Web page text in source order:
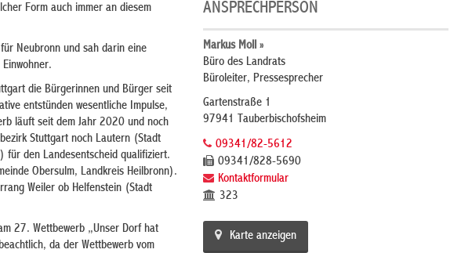
Form auch immer an diesem
Neubronn und sah darin eine
die Bürgerinnen und Bürger seit
entstünden wesentliche Impulse,
läuft seit dem Jahr 2020 und noch
Stuttgart noch Lautern (Stadt
für den Landesentscheid qualifiziert.
Obersulm, Landkreis Heilbronn).
Weiler ob Helfenstein (Stadt
27. Wettbewerb „Unser Dorf hat
da der Wettbewerb vom
ANSPRECHPERSON
Markus Moll »
Büro des Landrats
Büroleiter, Pressesprecher
Gartenstraße 1
97941 Tauberbischofsheim
09341/82-5612
09341/828-5690
Kontaktformular
323
Karte anzeigen